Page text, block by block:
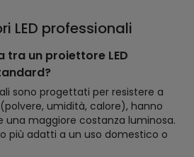
LED professionali
tra un proiettore LED
sono progettati per resistere a
umidità, calore), hanno
una maggiore costanza luminosa.
più adatti a un uso domestico o